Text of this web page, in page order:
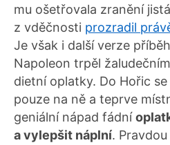
mu ošetřovala zranění
z vděčnosti prozradil
Je však i další verze
Napoleon trpěl
dietní oplatky. Do Hořic
pouze na ně a teprve
geniální nápad fádní
a vylepšit náplní.